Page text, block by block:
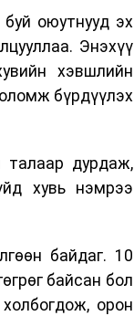
оюутнууд эх
Энэхүү
хэвшлийн
бүрдүүлэх
талаар дурдаж,
хувь нэмрээ
байдаг. 10
байсан бол
орон